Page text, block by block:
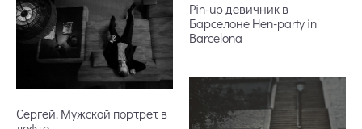
Pin-up девичник в
Барселоне Hen-party in
Barcelona
Сергей. Мужской портрет в